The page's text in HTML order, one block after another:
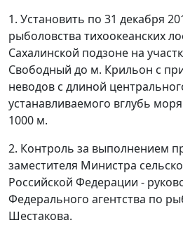
1. Установить по 31 декабря
рыболовства тихоокеанских
Сахалинской подзоне на
Свободный до м. Крильон с
неводов с длиной
устанавливаемого вглубь
1000 м.
2. Контроль за выполнением
заместителя Министра
Российской Федерации -
Федерального агентства по
Шестакова.